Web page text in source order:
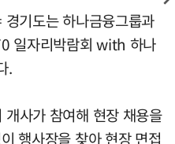
기도는 하나금융그룹과
일자리박람회 with 하나
.
사가 참여해 현장 채용을
행사장을 찾아 현장 면접